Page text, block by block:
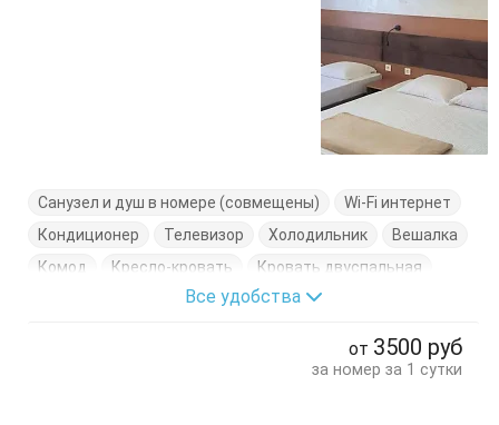
Санузел и душ в номере (совмещены)
Wi-Fi интернет
Кондиционер
Телевизор Холодильник
Вешалка
Комод
Кресло-кровать
Кровать двуспальная
Посуда Стол
Все удобства
от 3500 руб
за номер за 1 сутки